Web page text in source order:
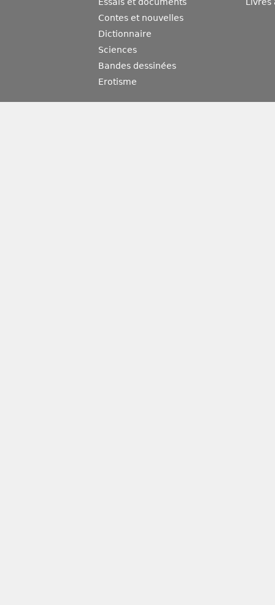
Essais et documents
Contes et nouvelles
Dictionnaire
Sciences
Bandes dessinées
Erotisme
Livres